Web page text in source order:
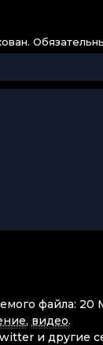
файла: 20
, видео.
и другие